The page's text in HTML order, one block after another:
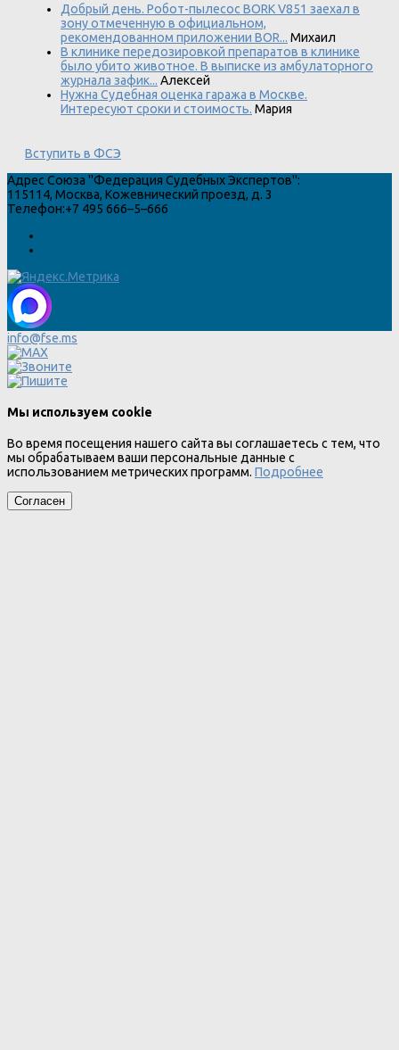
Добрый день. Робот-пылесос BORK V851 заехал в
зону отмеченную в официальном,
рекомендованном приложении BOR... Михаил
В клинике передозировкой препаратов в клинике
было убито животное. В выписке из амбулаторного
журнала зафик... Алексей
Нужна Судебная оценка гаража в Москве.
Интересуют сроки и стоимость. Мария
Вступить в ФСЭ
Адрес Союза "Федерация Судебных Экспертов":
115114, Москва, Кожевнический проезд, д. 3
Телефон:+7 495 666–5–666
info@fse.ms
Мы используем cookie
Во время посещения нашего сайта вы соглашаетесь с тем, что
мы обрабатываем ваши персональные данные с
использованием метрических программ. Подробнее
Согласен